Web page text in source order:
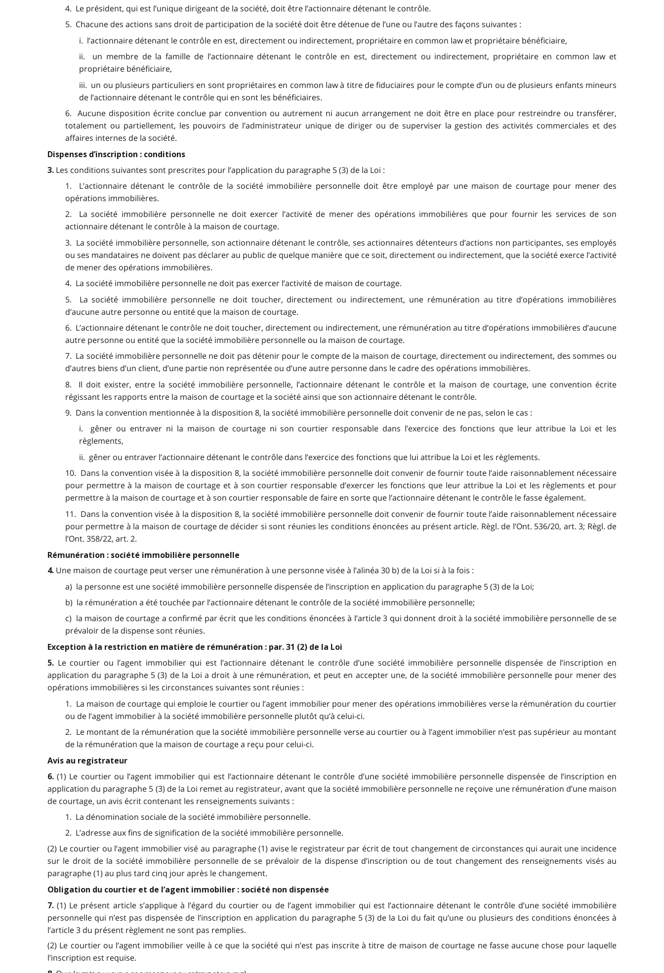
4. Le président, qui est l’unique dirigeant de la société, doit être l’actionnaire détenant le contrôle.
5. Chacune des actions sans droit de participation de la société doit être détenue de l’une ou l’autre des façons suivantes :
i. l’actionnaire détenant le contrôle en est, directement ou indirectement, propriétaire en common law et propriétaire bénéficiaire,
ii. un membre de la famille de l’actionnaire détenant le contrôle en est, directement ou indirectement, propriétaire en common law et
propriétaire bénéficiaire,
iii. un ou plusieurs particuliers en sont propriétaires en common law à titre de fiduciaires pour le compte d’un ou de plusieurs enfants mineurs
de l’actionnaire détenant le contrôle qui en sont les bénéficiaires.
6. Aucune disposition écrite conclue par convention ou autrement ni aucun arrangement ne doit être en place pour restreindre ou transférer,
totalement ou partiellement, les pouvoirs de l’administrateur unique de diriger ou de superviser la gestion des activités commerciales et des
affaires internes de la société.
Dispenses d’inscription : conditions
3. Les conditions suivantes sont prescrites pour l’application du paragraphe 5 (3) de la Loi :
1. L’actionnaire détenant le contrôle de la société immobilière personnelle doit être employé par une maison de courtage pour mener des
opérations immobilières.
2. La société immobilière personnelle ne doit exercer l’activité de mener des opérations immobilières que pour fournir les services de son
actionnaire détenant le contrôle à la maison de courtage.
3. La société immobilière personnelle, son actionnaire détenant le contrôle, ses actionnaires détenteurs d’actions non participantes, ses employés
ou ses mandataires ne doivent pas déclarer au public de quelque manière que ce soit, directement ou indirectement, que la société exerce l’activité
de mener des opérations immobilières.
4. La société immobilière personnelle ne doit pas exercer l’activité de maison de courtage.
5. La société immobilière personnelle ne doit toucher, directement ou indirectement, une rémunération au titre d’opérations immobilières
d’aucune autre personne ou entité que la maison de courtage.
6. L’actionnaire détenant le contrôle ne doit toucher, directement ou indirectement, une rémunération au titre d’opérations immobilières d’aucune
autre personne ou entité que la société immobilière personnelle ou la maison de courtage.
7. La société immobilière personnelle ne doit pas détenir pour le compte de la maison de courtage, directement ou indirectement, des sommes ou
d’autres biens d’un client, d’une partie non représentée ou d’une autre personne dans le cadre des opérations immobilières.
8. Il doit exister, entre la société immobilière personnelle, l’actionnaire détenant le contrôle et la maison de courtage, une convention écrite
régissant les rapports entre la maison de courtage et la société ainsi que son actionnaire détenant le contrôle.
9. Dans la convention mentionnée à la disposition 8, la société immobilière personnelle doit convenir de ne pas, selon le cas :
i. gêner ou entraver ni la maison de courtage ni son courtier responsable dans l’exercice des fonctions que leur attribue la Loi et les
règlements,
ii. gêner ou entraver l’actionnaire détenant le contrôle dans l’exercice des fonctions que lui attribue la Loi et les règlements.
10. Dans la convention visée à la disposition 8, la société immobilière personnelle doit convenir de fournir toute l’aide raisonnablement nécessaire
pour permettre à la maison de courtage et à son courtier responsable d’exercer les fonctions que leur attribue la Loi et les règlements et pour
permettre à la maison de courtage et à son courtier responsable de faire en sorte que l’actionnaire détenant le contrôle le fasse également.
11. Dans la convention visée à la disposition 8, la société immobilière personnelle doit convenir de fournir toute l’aide raisonnablement nécessaire
pour permettre à la maison de courtage de décider si sont réunies les conditions énoncées au présent article. Règl. de l’Ont. 536/20, art. 3; Règl. de
l’Ont. 358/22, art. 2.
Rémunération : société immobilière personnelle
4. Une maison de courtage peut verser une rémunération à une personne visée à l’alinéa 30 b) de la Loi si à la fois :
a) la personne est une société immobilière personnelle dispensée de l’inscription en application du paragraphe 5 (3) de la Loi;
b) la rémunération a été touchée par l’actionnaire détenant le contrôle de la société immobilière personnelle;
c) la maison de courtage a confirmé par écrit que les conditions énoncées à l’article 3 qui donnent droit à la société immobilière personnelle de se
prévaloir de la dispense sont réunies.
Exception à la restriction en matière de rémunération : par. 31 (2) de la Loi
5. Le courtier ou l’agent immobilier qui est l’actionnaire détenant le contrôle d’une société immobilière personnelle dispensée de l’inscription en
application du paragraphe 5 (3) de la Loi a droit à une rémunération, et peut en accepter une, de la société immobilière personnelle pour mener des
opérations immobilières si les circonstances suivantes sont réunies :
1. La maison de courtage qui emploie le courtier ou l’agent immobilier pour mener des opérations immobilières verse la rémunération du courtier
ou de l’agent immobilier à la société immobilière personnelle plutôt qu’à celui-ci.
2. Le montant de la rémunération que la société immobilière personnelle verse au courtier ou à l’agent immobilier n’est pas supérieur au montant
de la rémunération que la maison de courtage a reçu pour celui-ci.
Avis au registrateur
6.(1) Le courtier ou l’agent immobilier qui est l’actionnaire détenant le contrôle d’une société immobilière personnelle dispensée de l’inscription en
application du paragraphe 5 (3) de la Loi remet au registrateur, avant que la société immobilière personnelle ne reçoive une rémunération d’une maison
de courtage, un avis écrit contenant les renseignements suivants :
1. La dénomination sociale de la société immobilière personnelle.
2. L’adresse aux fins de signification de la société immobilière personnelle.
(2) Le courtier ou l’agent immobilier visé au paragraphe (1) avise le registrateur par écrit de tout changement de circonstances qui aurait une incidence
sur le droit de la société immobilière personnelle de se prévaloir de la dispense d’inscription ou de tout changement des renseignements visés au
paragraphe (1) au plus tard cinq jour après le changement.
Obligation du courtier et de l’agent immobilier : société non dispensée
7.(1) Le présent article s’applique à l’égard du courtier ou de l’agent immobilier qui est l’actionnaire détenant le contrôle d’une société immobilière
personnelle qui n’est pas dispensée de l’inscription en application du paragraphe 5 (3) de la Loi du fait qu’une ou plusieurs des conditions énoncées à
l’article 3 du présent règlement ne sont pas remplies.
(2) Le courtier ou l’agent immobilier veille à ce que la société qui n’est pas inscrite à titre de maison de courtage ne fasse aucune chose pour laquelle
l’inscription est requise.